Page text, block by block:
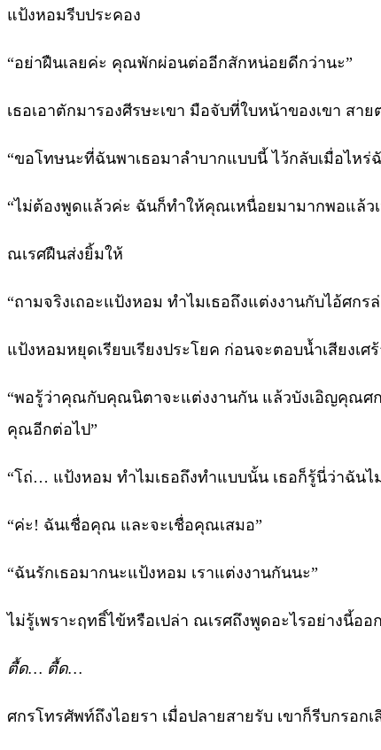
แป้งหอมรีบประคอง
“อย่าฝืนเลยค่ะ คุณพักผ่อนต่ออีกสักหน่อยดีกว่านะ”
เธอเอาตักมารองศีรษะเขา มือจับที่ใบหน้าของเขา สา
“ขอโทษนะที่ฉันพาเธอมาลำบากแบบนี้ ไว้กลับเมื่อไหร่
“ไม่ต้องพูดแล้วค่ะ ฉันก็ทำให้คุณเหนื่อยมามากพอแล้ว
ณเรศฝืนส่งยิ้มให้
“ถามจริงเถอะแป้งหอม ทำไมเธอถึงแต่งงานกับไอ้ศกรล่
แป้งหอมหยุดเรียบเรียงประโยค ก่อนจะตอบน้ำเสียงเศร้
“พอรู้ว่าคุณกับคุณนิตาจะแต่งงานกัน แล้วบังเอิญคุณศก
คุณอีกต่อไป”
“โถ่… แป้งหอม ทำไมเธอถึงทำแบบนั้น เธอก็รู้นี่ว่าฉัน
“ค่ะ! ฉันเชื่อคุณ และจะเชื่อคุณเสมอ”
“ฉันรักเธอมากนะแป้งหอม เราแต่งงานกันนะ”
ไม่รู้เพราะฤทธิ์ไข้หรือเปล่า ณเรศถึงพูดอะไรอย่างนี้อ
ตื้ด… ตื้ด…
ศกรโทรศัพท์ถึงไอยรา เมื่อปลายสายรับ เขาก็รีบกรอก